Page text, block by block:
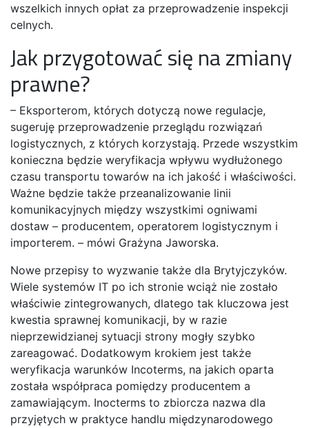
wszelkich innych opłat za przeprowadzenie inspekcji
celnych.
Jak przygotować się na zmiany
prawne?
– Eksporterom, których dotyczą nowe regulacje,
sugeruję przeprowadzenie przeglądu rozwiązań
logistycznych, z których korzystają. Przede wszystkim
konieczna będzie weryfikacja wpływu wydłużonego
czasu transportu towarów na ich jakość i właściwości.
Ważne będzie także przeanalizowanie linii
komunikacyjnych między wszystkimi ogniwami
dostaw – producentem, operatorem logistycznym i
importerem. – mówi Grażyna Jaworska.
Nowe przepisy to wyzwanie także dla Brytyjczyków.
Wiele systemów IT po ich stronie wciąż nie zostało
właściwie zintegrowanych, dlatego tak kluczowa jest
kwestia sprawnej komunikacji, by w razie
nieprzewidzianej sytuacji strony mogły szybko
zareagować. Dodatkowym krokiem jest także
weryfikacja warunków Incoterms, na jakich oparta
została współpraca pomiędzy producentem a
zamawiającym. Inocterms to zbiorcza nazwa dla
przyjętych w praktyce handlu międzynarodowego